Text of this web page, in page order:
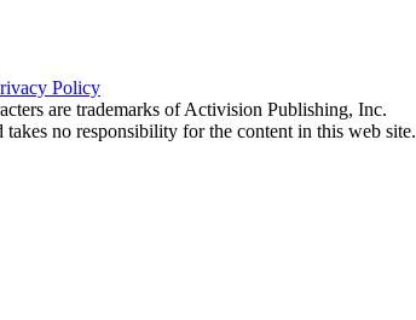
Policy
are trademarks of Activision Publishing, Inc.
no responsibility for the content in this web site.